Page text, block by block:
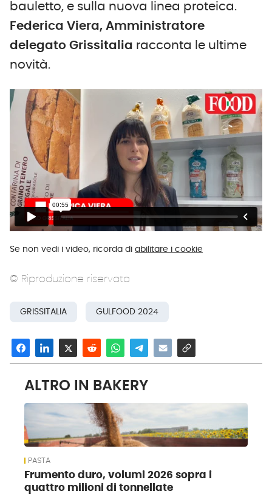
bauletto, e sulla nuova linea proteica.
Federica Viera, Amministratore
delegato Grissitalia racconta le ultime
novità.
Se non vedi i video, ricorda di abilitare i cookie
© Riproduzione riservata
GRISSITALIA GULFOOD 2024
ALTRO IN BAKERY
PASTA
Frumento duro, volumi 2026 sopra i
quattro milioni di tonnellate